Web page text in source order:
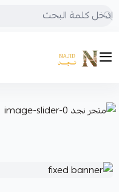
متجر نجد